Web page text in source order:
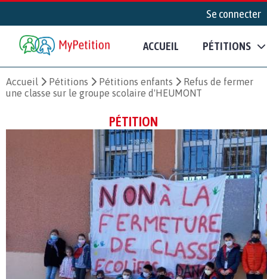
Se connecter
ACCUEIL PÉTITIONS
Accueil Pétitions Pétitions enfants
Refus de fermer
une classe sur le groupe scolaire d'HEUMONT
PÉTITION